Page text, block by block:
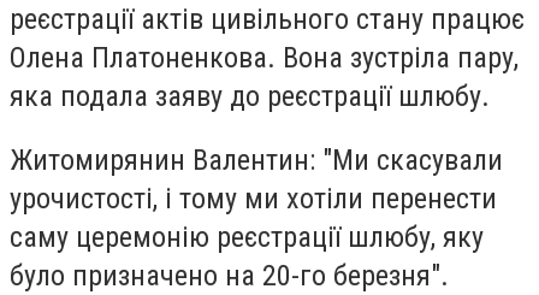
реєстрації актів цивільного стану працює
Олена Платоненкова. Вона зустріла пару,
яка подала заяву до реєстрації шлюбу.
Житомирянин Валентин: "Ми скасували
урочистості, і тому ми хотіли перенести
саму церемонію реєстрації шлюбу, яку
було призначено на 20-го березня".